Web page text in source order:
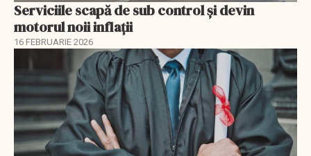
Serviciile scapă de sub control și devin
motorul noii inflații
16 FEBRUARIE 2026